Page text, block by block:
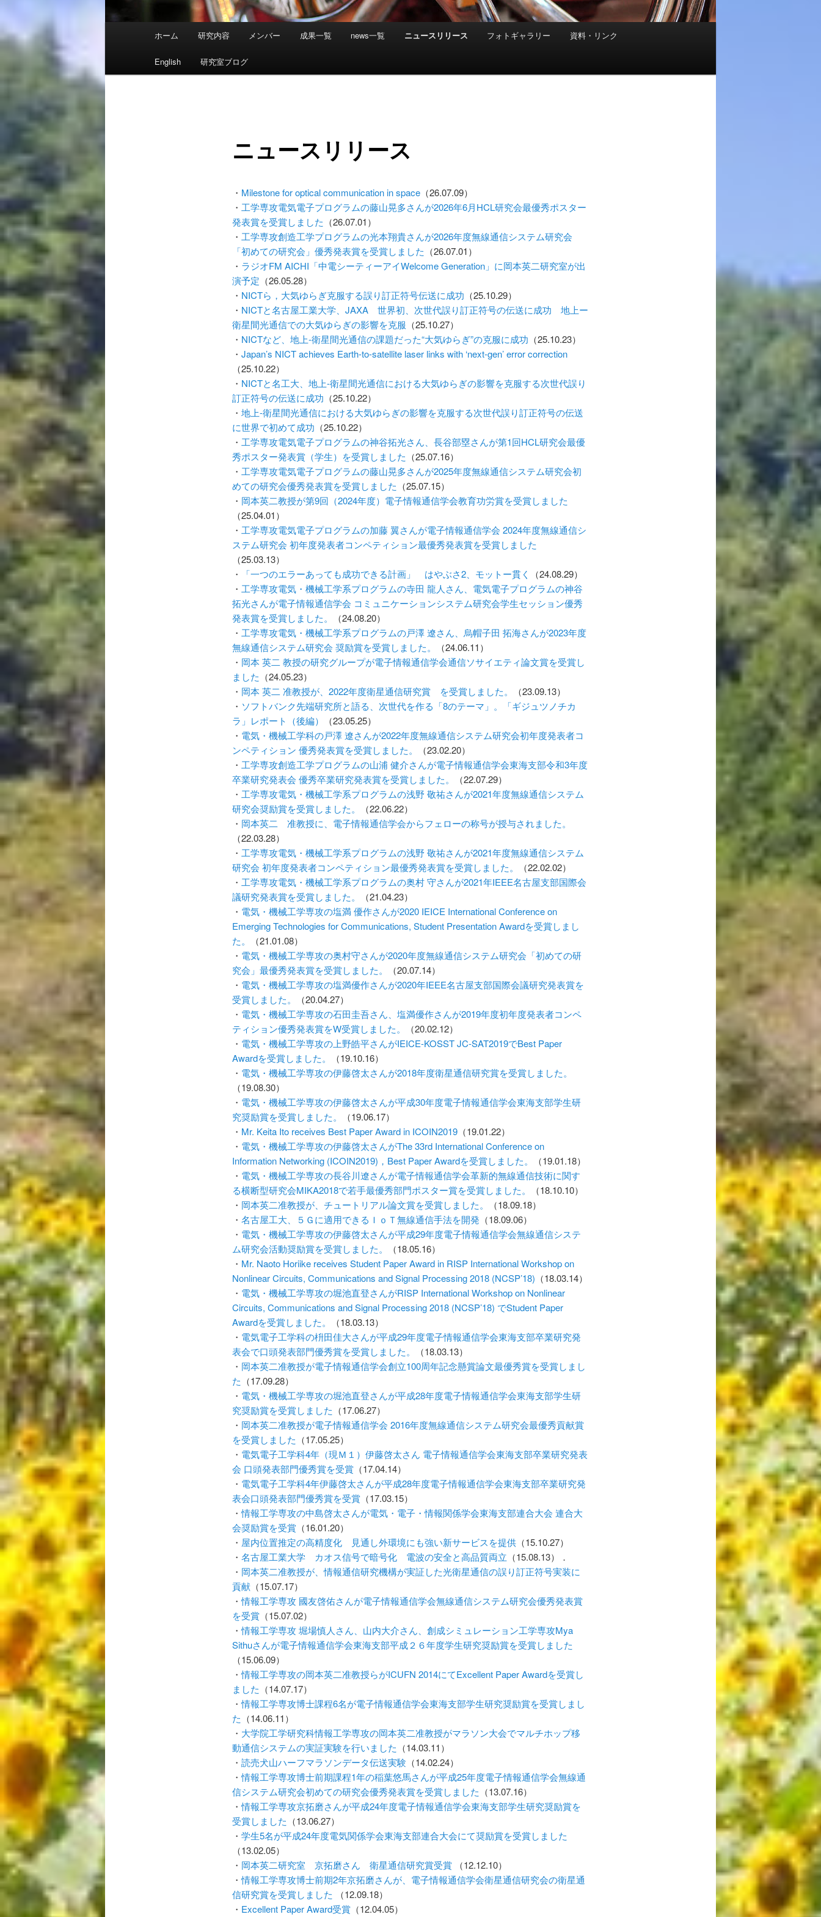
メ
ホーム 研究内容 メンバー 成果一覧 news一覧 ニュースリリース フォトギャラリー 資料・リンク
English 研究室ブログ
ニュースリリース
・ Milestone for optical communication in space（26.07.09）
・ 工学専攻電気電子プログラムの藤山晃多さんが2026年6月HCL研究会最優秀ポスター
発表賞を受賞しました （26.07.01）
・ 工学専攻創造工学プログラムの光本翔貴さんが2026年度無線通信システム研究会
「初めての研究会」優秀発表賞を受賞しました （26.07.01）
・ ラジオFM AICHI「中電シーティーアイWelcome Generation」に岡本英二研究室が出
演予定 （26.05.28）
・ NICTら，大気ゆらぎ克服する誤り訂正符号伝送に成功 （25.10.29）
・ NICTと名古屋工業大学、JAXA 世界初、次世代誤り訂正符号の伝送に成功 地上ー
衛星間光通信での大気ゆらぎの影響を克服 （25.10.27）
・ NICTなど、地上-衛星間光通信の課題だった“大気ゆらぎ”の克服に成功 （25.10.23）
・ Japan’s NICT achieves Earth-to-satellite laser links with ‘next-gen’ error correction
（25.10.22）
・ NICTと名工大、地上-衛星間光通信における大気ゆらぎの影響を克服する次世代誤り
訂正符号の伝送に成功 （25.10.22）
・ 地上-衛星間光通信における大気ゆらぎの影響を克服する次世代誤り訂正符号の伝送
に世界で初めて成功 （25.10.22）
・ 工学専攻電気電子プログラムの神谷拓光さん、長谷部塁さんが第1回HCL研究会最優
秀ポスター発表賞（学生）を受賞しました （25.07.16）
・ 工学専攻電気電子プログラムの藤山晃多さんが2025年度無線通信システム研究会初
めての研究会優秀発表賞を受賞しました （25.07.15）
・ 岡本英二教授が第9回（2024年度）電子情報通信学会教育功労賞を受賞しました
（25.04.01）
・ 工学専攻電気電子プログラムの加藤 翼さんが電子情報通信学会 2024年度無線通信シ
ステム研究会 初年度発表者コンペティション最優秀発表賞を受賞しました
（25.03.13）
・
「一つのエラーあっても成功できる計画」 はやぶさ2、モットー貫く
（24.08.29）
・ 工学専攻電気・機械工学系プログラムの寺田 龍人さん、電気電子プログラムの神谷
拓光さんが電子情報通信学会 コミュニケーションシステム研究会学生セッション優秀
発表賞を受賞しました。
（24.08.20）
・ 工学専攻電気・機械工学系プログラムの戸澤 遼さん、烏帽子田 拓海さんが2023年度
無線通信システム研究会 奨励賞を受賞しました。
（24.06.11）
・ 岡本 英二 教授の研究グループが電子情報通信学会通信ソサイエティ論文賞を受賞し
ました （24.05.23）
・ 岡本 英二 准教授が、2022年度衛星通信研究賞 を受賞しました。
（23.09.13）
・ ソフトバンク先端研究所と語る、次世代を作る「8のテーマ」。「ギジュツノチカ
ラ」レポート（後編）
（23.05.25）
・ 電気・機械工学科の戸澤 遼さんが2022年度無線通信システム研究会初年度発表者コ
ンペティション 優秀発表賞を受賞しました。
（23.02.20）
・ 工学専攻創造工学プログラムの山浦 健介さんが電子情報通信学会東海支部令和3年度
卒業研究発表会 優秀卒業研究発表賞を受賞しました。
（22.07.29）
・ 工学専攻電気・機械工学系プログラムの浅野 敬祐さんが2021年度無線通信システム
研究会奨励賞を受賞しました。
（22.06.22）
・ 岡本英二 准教授に、電子情報通信学会からフェローの称号が授与されました。
（22.03.28）
・ 工学専攻電気・機械工学系プログラムの浅野 敬祐さんが2021年度無線通信システム
研究会 初年度発表者コンペティション最優秀発表賞を受賞しました。
（22.02.02）
・ 工学専攻電気・機械工学系プログラムの奥村 守さんが2021年IEEE名古屋支部国際会
議研究発表賞を受賞しました。
（21.04.23）
・ 電気・機械工学専攻の塩満 優作さんが2020 IEICE International Conference on
Emerging Technologies for Communications, Student Presentation Awardを受賞しまし
た。
（21.01.08）
・ 電気・機械工学専攻の奥村守さんが2020年度無線通信システム研究会「初めての研
究会」最優秀発表賞を受賞しました。
（20.07.14）
・ 電気・機械工学専攻の塩満優作さんが2020年IEEE名古屋支部国際会議研究発表賞を
受賞しました。
（20.04.27）
・ 電気・機械工学専攻の石田圭吾さん、塩満優作さんが2019年度初年度発表者コンペ
ティション優秀発表賞をW受賞しました。
（20.02.12）
・ 電気・機械工学専攻の上野皓平さんがIEICE-KOSST JC-SAT2019でBest Paper
Awardを受賞しました。
（19.10.16）
・ 電気・機械工学専攻の伊藤啓太さんが2018年度衛星通信研究賞を受賞しました。
（19.08.30）
・ 電気・機械工学専攻の伊藤啓太さんが平成30年度電子情報通信学会東海支部学生研
究奨励賞を受賞しました。
（19.06.17）
・ Mr. Keita Ito receives Best Paper Award in ICOIN2019（19.01.22）
・ 電気・機械工学専攻の伊藤啓太さんがThe 33rd International Conference on
Information Networking (ICOIN2019)，Best Paper Awardを受賞しました。
（19.01.18）
・ 電気・機械工学専攻の長谷川遼さんが電子情報通信学会革新的無線通信技術に関す
る横断型研究会MIKA2018で若手最優秀部門ポスター賞を受賞しました。
（18.10.10）
・ 岡本英二准教授が、チュートリアル論文賞を受賞しました。
（18.09.18）
・ 名古屋工大、５Ｇに適用できるＩｏＴ無線通信手法を開発 （18.09.06）
・ 電気・機械工学専攻の伊藤啓太さんが平成29年度電子情報通信学会無線通信システ
ム研究会活動奨励賞を受賞しました。
（18.05.16）
・ Mr. Naoto Horiike receives Student Paper Award in RISP International Workshop on
Nonlinear Circuits, Communications and Signal Processing 2018 (NCSP’18) （18.03.14）
・ 電気・機械工学専攻の堀池直登さんがRISP International Workshop on Nonlinear
Circuits, Communications and Signal Processing 2018 (NCSP’18) でStudent Paper
Awardを受賞しました。
（18.03.13）
・ 電気電子工学科の枡田佳大さんが平成29年度電子情報通信学会東海支部卒業研究発
表会で口頭発表部門優秀賞を受賞しました。
（18.03.13）
・ 岡本英二准教授が電子情報通信学会創立100周年記念懸賞論文最優秀賞を受賞しまし
た （17.09.28）
・ 電気・機械工学専攻の堀池直登さんが平成28年度電子情報通信学会東海支部学生研
究奨励賞を受賞しました （17.06.27）
・ 岡本英二准教授が電子情報通信学会 2016年度無線通信システム研究会最優秀貢献賞
を受賞しました （17.05.25）
・ 電気電子工学科4年（現Ｍ１）伊藤啓太さん 電子情報通信学会東海支部卒業研究発表
会 口頭発表部門優秀賞を受賞（17.04.14）
・ 電気電子工学科4年伊藤啓太さんが平成28年度電子情報通信学会東海支部卒業研究発
表会口頭発表部門優秀賞を受賞（17.03.15）
・情報工学専攻の中島啓太さんが電気・電子・情報関係学会東海支部連合大会 連合大
会奨励賞を受賞（16.01.20）
・ 屋内位置推定の高精度化 見通し外環境にも強い新サービスを提供（15.10.27）
・ 名古屋工業大学 カオス信号で暗号化 電波の安全と高品質両立 （15.08.13）．
・ 岡本英二准教授が、情報通信研究機構が実証した光衛星通信の誤り訂正符号実装に
貢献（15.07.17）
・情報工学専攻 國友啓佑さんが電子情報通信学会無線通信システム研究会優秀発表賞
を受賞（15.07.02）
・情報工学専攻 堀場慎人さん、山内大介さん、創成シミュレーション工学専攻Mya
Sithuさんが電子情報通信学会東海支部平成２６年度学生研究奨励賞を受賞しました
（15.06.09）
・情報工学専攻の岡本英二准教授らがICUFN 2014にてExcellent Paper Awardを受賞し
ました （14.07.17）
・情報工学専攻博士課程6名が電子情報通信学会東海支部学生研究奨励賞を受賞しまし
た （14.06.11）
・ 大学院工学研究科情報工学専攻の岡本英二准教授がマラソン大会でマルチホップ移
動通信システムの実証実験を行いました （14.03.11）
・ 読売犬山ハーフマラソンデータ伝送実験 （14.02.24）
・情報工学専攻博士前期課程1年の稲葉悠馬さんが平成25年度電子情報通信学会無線通
信システム研究会初めての研究会優秀発表賞を受賞しました （13.07.16）
・情報工学専攻京拓磨さんが平成24年度電子情報通信学会東海支部学生研究奨励賞を
受賞しました （13.06.27）
・ 学生5名が平成24年度電気関係学会東海支部連合大会にて奨励賞を受賞しました
（13.02.05）
・ 岡本英二研究室 京拓磨さん 衛星通信研究賞受賞（12.12.10）
・情報工学専攻博士前期2年京拓磨さんが、電子情報通信学会衛星通信研究会の衛星通
信研究賞を受賞しました （12.09.18）
・ Excellent Paper Award受賞（12.04.05）